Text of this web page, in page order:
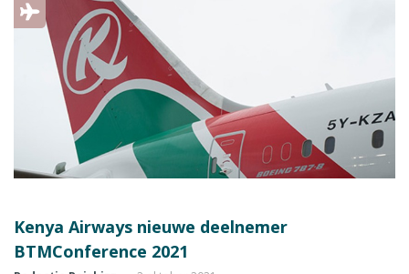
Kenya Airways nieuwe deelnemer
BTMConference 2021